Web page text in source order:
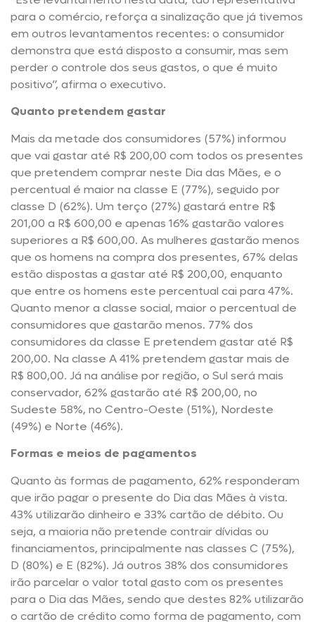
para o comércio, reforça a sinalização que já tivemos
em outros levantamentos recentes: o consumidor
demonstra que está disposto a consumir, mas sem
perder o controle dos seus gastos, o que é muito
positivo”, afirma o executivo.
Quanto pretendem gastar
Mais da metade dos consumidores (57%) informou
que vai gastar até R$ 200,00 com todos os presentes
que pretendem comprar neste Dia das Mães, e o
percentual é maior na classe E (77%), seguido por
classe D (62%). Um terço (27%) gastará entre R$
201,00 a R$ 600,00 e apenas 16% gastarão valores
superiores a R$ 600,00. As mulheres gastarão menos
que os homens na compra dos presentes, 67% delas
estão dispostas a gastar até R$ 200,00, enquanto
que entre os homens este percentual cai para 47%.
Quanto menor a classe social, maior o percentual de
consumidores que gastarão menos. 77% dos
consumidores da classe E pretendem gastar até R$
200,00. Na classe A 41% pretendem gastar mais de
R$ 800,00. Já na análise por região, o Sul será mais
conservador, 62% gastarão até R$ 200,00, no
Sudeste 58%, no Centro-Oeste (51%), Nordeste
(49%) e Norte (46%).
Formas e meios de pagamentos
Quanto às formas de pagamento, 62% responderam
que irão pagar o presente do Dia das Mães à vista.
43% utilizarão dinheiro e 33% cartão de débito. Ou
seja, a maioria não pretende contrair dívidas ou
financiamentos, principalmente nas classes C (75%),
D (80%) e E (82%). Já outros 38% dos consumidores
irão parcelar o valor total gasto com os presentes
para o Dia das Mães, sendo que destes 82% utilizarão
o cartão de crédito como forma de pagamento, com